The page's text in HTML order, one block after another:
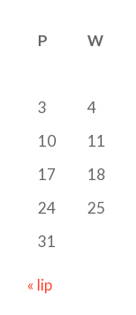
P
W
3
4
10
11
17
18
24
25
31
« lip